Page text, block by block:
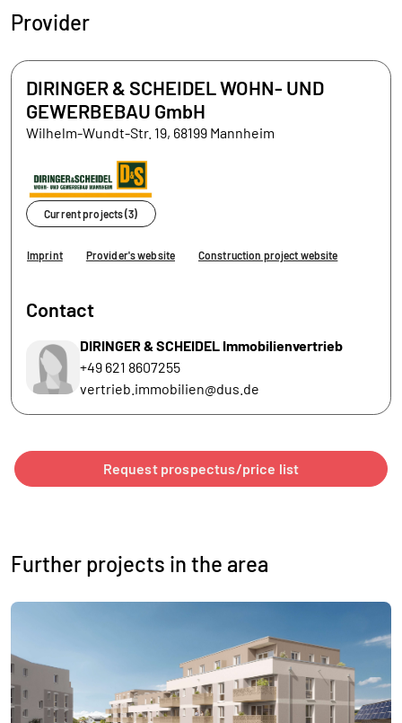
Provider
DIRINGER & SCHEIDEL WOHN- UND
GEWERBEBAU GmbH
Wilhelm-Wundt-Str. 19, 68199 Mannheim
Current projects (3)
Imprint Provider's website Construction project website
Contact
DIRINGER & SCHEIDEL Immobilienvertrieb
+49 621 8607255
vertrieb.immobilien@dus.de
Request prospectus/price list
Further projects in the area